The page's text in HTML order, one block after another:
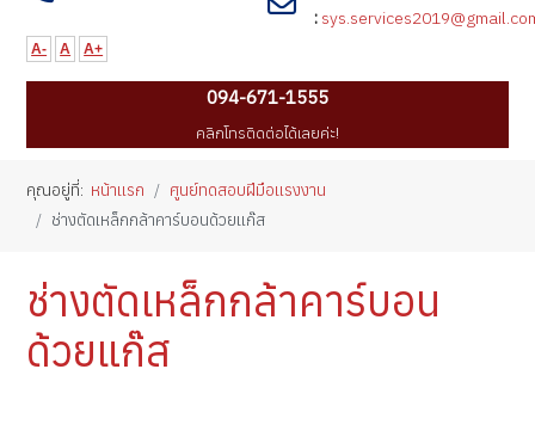
:
A- A A+
094-671-1555
คลิกโทรติดต่อได้เลยค่ะ!
คุณอยู่ที่: หน้าแรก
ศูนย์ทดสอบฝีมือแรงงาน
ช่างตัดเหล็กกล้าคาร์บอนด้วยแก๊ส
ช่างตัดเหล็กกล้าคาร์บอน
ด้วยแก๊ส